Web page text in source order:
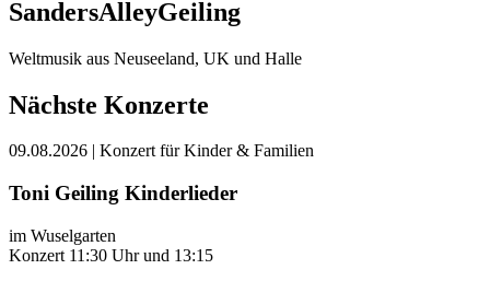
SandersAlleyGeiling
Weltmusik aus Neuseeland, UK und Halle
Nächste Konzerte
09.08.2026 | Konzert für Kinder & Familien
Toni Geiling Kinderlieder
im Wuselgarten
Konzert 11:30 Uhr und 13:15